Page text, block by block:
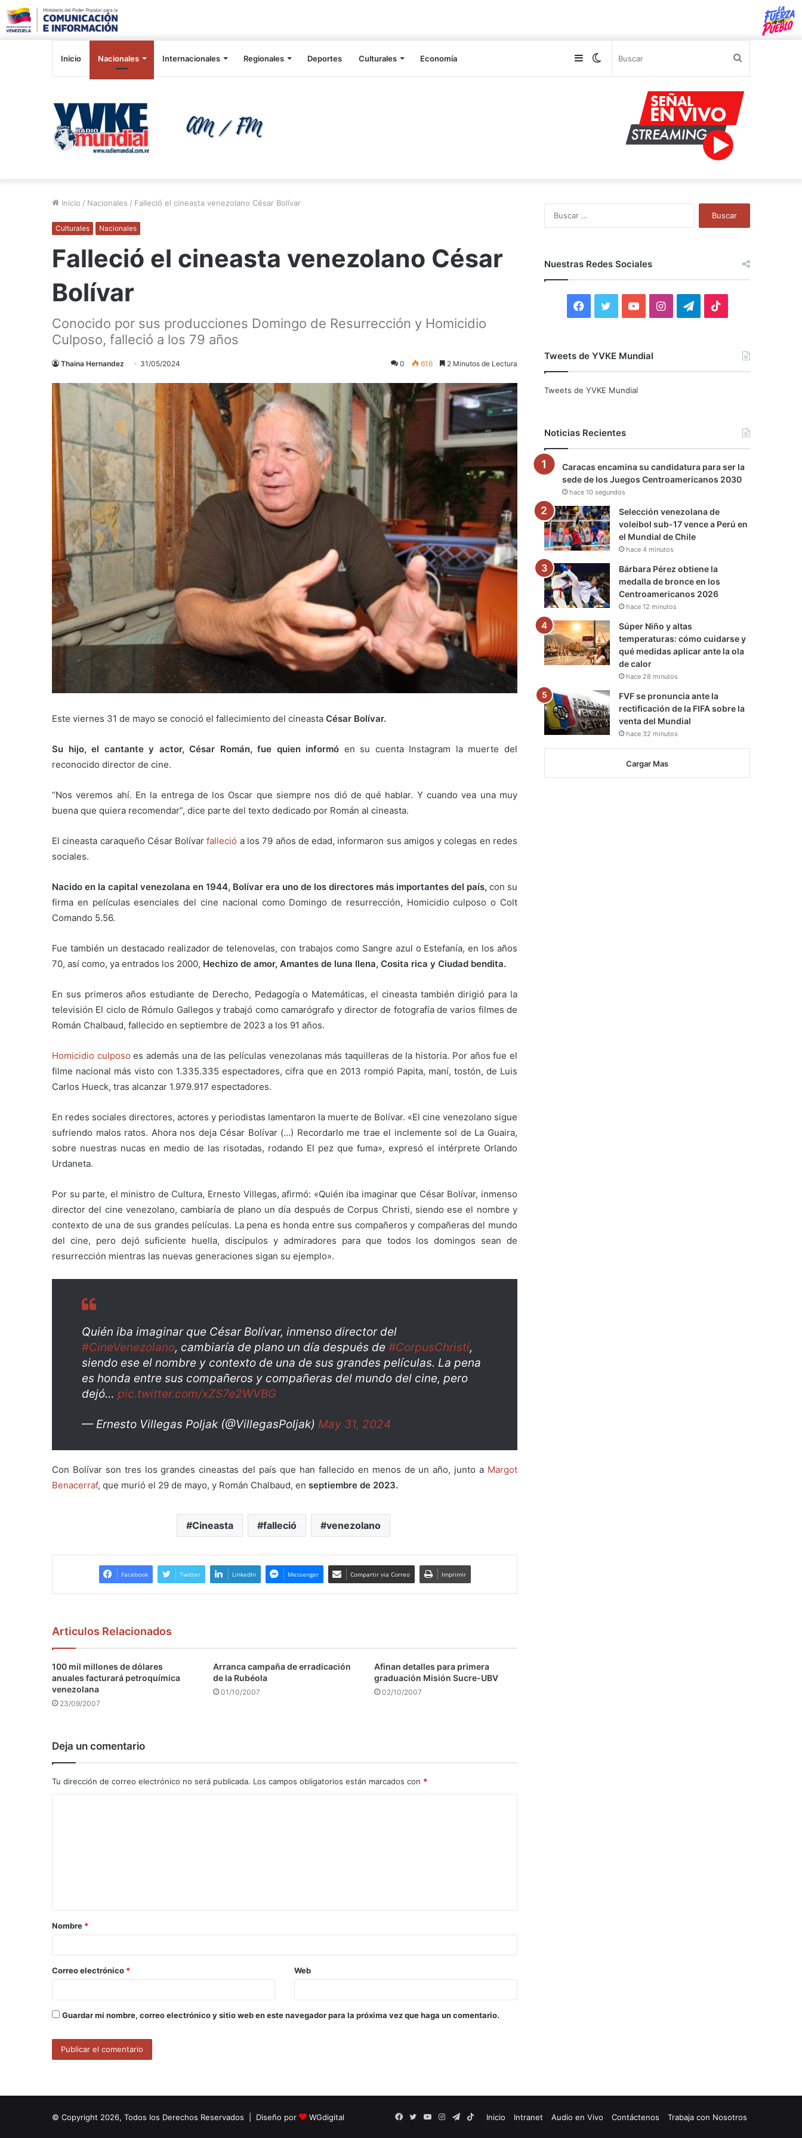
Inicio Nacionales Internacionales Regionales Deportes Culturales Economía Switch
Sidebar
Inicio / Nacionales / Falleció el cineasta venezolano César Bolívar
Culturales Nacionales
Falleció el cineasta venezolano César
Bolívar
Conocido por sus producciones Domingo de Resurrección y Homicidio
Culposo, falleció a los 79 años
Thaina Hernandez 31/05/2024 0 616 2 Minutos de Lectura
Este viernes 31 de mayo se conoció el fallecimiento del cineasta César Bolívar.
Su hijo, el cantante y actor, César Román, fue quien informó en su cuenta Instagram la muerte del
reconocido director de cine.
“Nos veremos ahí. En la entrega de los Oscar que siempre nos dió de qué hablar. Y cuando vea una muy
buena que quiera recomendar”, dice parte del texto dedicado por Román al cineasta.
El cineasta caraqueño César Bolívarfalleció a los 79 años de edad, informaron sus amigos y colegas en redes
sociales.
Nacido en la capital venezolana en 1944, Bolívar era uno de los directores más importantes del país, con su
firma en películas esenciales del cine nacional como Domingo de resurrección, Homicidio culposo o Colt
Comando 5.56.
Fue también un destacado realizador de telenovelas, con trabajos como Sangre azul o Estefanía, en los años
70, así como, ya entrados los 2000, Hechizo de amor, Amantes de luna llena, Cosita rica y Ciudad bendita.
En sus primeros años estudiante de Derecho, Pedagogía o Matemáticas, el cineasta también dirigió para la
televisión El ciclo de Rómulo Gallegos y trabajó como camarógrafo y director de fotografía de varios filmes de
Román Chalbaud, fallecido en septiembre de 2023 a los 91 años.
Homicidio culposo es además una de las películas venezolanas más taquilleras de la historia. Por años fue el
filme nacional más visto con 1.335.335 espectadores, cifra que en 2013 rompió Papita, maní, tostón, de Luis
Carlos Hueck, tras alcanzar 1.979.917 espectadores.
En redes sociales directores, actores y periodistas lamentaron la muerte de Bolívar. «El cine venezolano sigue
sufriendo malos ratos. Ahora nos deja César Bolívar (…) Recordarlo me trae el inclemente sol de La Guaira,
sobre nuestras nucas en medio de las risotadas, rodando El pez que fuma», expresó el intérprete Orlando
Urdaneta.
Por su parte, el ministro de Cultura, Ernesto Villegas, afirmó: «Quién iba imaginar que César Bolívar, inmenso
director del cine venezolano, cambiaría de plano un día después de Corpus Christi, siendo ese el nombre y
contexto de una de sus grandes películas. La pena es honda entre sus compañeros y compañeras del mundo
del cine, pero dejó suficiente huella, discípulos y admiradores para que todos los domingos sean de
resurrección mientras las nuevas generaciones sigan su ejemplo».
Quién iba imaginar que César Bolívar, inmenso director del
#CineVenezolano, cambiaría de plano un día después de #CorpusChristi,
siendo ese el nombre y contexto de una de sus grandes películas. La pena
es honda entre sus compañeros y compañeras del mundo del cine, pero
dejó… pic.twitter.com/xZS7e2WVBG
— Ernesto Villegas Poljak (@VillegasPoljak) May 31, 2024
Con Bolívar son tres los grandes cineastas del país que han fallecido en menos de un año, junto a Margot
Benacerraf, que murió el 29 de mayo, y Román Chalbaud, en septiembre de 2023.
Cineasta falleció venezolano
Facebook Twitter LinkedIn Messenger Compartir via Correo Imprimir
Articulos Relacionados
100 mil millones de dólares
anuales facturará petroquímica
venezolana
23/09/2007
Arranca campaña de erradicación
de la Rubéola
01/10/2007
Afinan detalles para primera
graduación Misión Sucre-UBV
02/10/2007
Deja un comentario
Tu dirección de correo electrónico no será publicada. Los campos obligatorios están marcados con *
a
r
*
Nombre *
Correo electrónico * Web
Guardar mi nombre, correo electrónico y sitio web en este navegador para la próxima vez que haga un comentario.
Nuestras Redes Sociales
F
c
o
k
i
r
Y
u
e
I
r
a
T
a
m
Tweets de YVKE Mundial
Tweets de YVKE Mundial
Noticias Recientes
Caracas encamina su candidatura para ser la
sede de los Juegos Centroamericanos 2030
hace 10 segundos
Selección venezolana de
voleibol sub-17 vence a Perú en
el Mundial de Chile
hace 4 minutos
Bárbara Pérez obtiene la
medalla de bronce en los
Centroamericanos 2026
hace 12 minutos
Súper Niño y altas
temperaturas: cómo cuidarse y
qué medidas aplicar ante la ola
de calor
hace 28 minutos
FVF se pronuncia ante la
rectificación de la FIFA sobre la
venta del Mundial
hace 32 minutos
Cargar Mas
© Copyright 2026, Todos los Derechos Reservados | Diseño por WGdigital Inicio Intranet Audio en Vivo Contáctenos Trabaja con Nosotros
Facebook
TwitterYouTubeInstagramTelegram
TikTok